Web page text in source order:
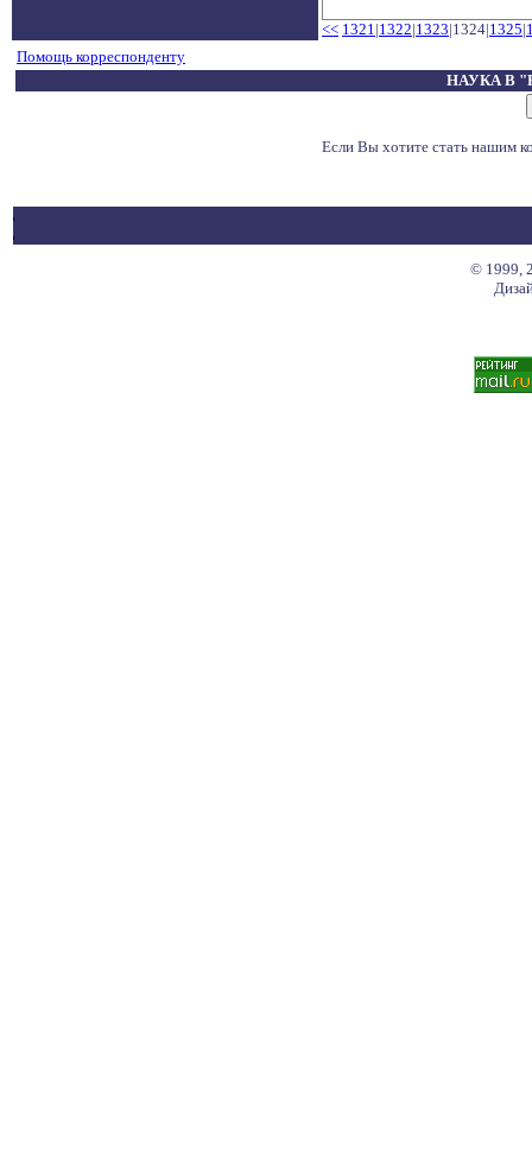
<< 1321|1322|1323|1324|1325|
Помощь корреспонденту
НАУКА В
Если Вы хотите стать нашим
© 1999,